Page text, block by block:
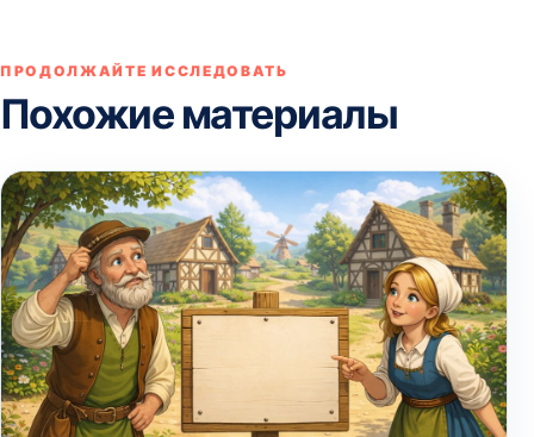
ПРОДОЛЖАЙТЕ ИССЛЕДОВАТЬ
Похожие материалы